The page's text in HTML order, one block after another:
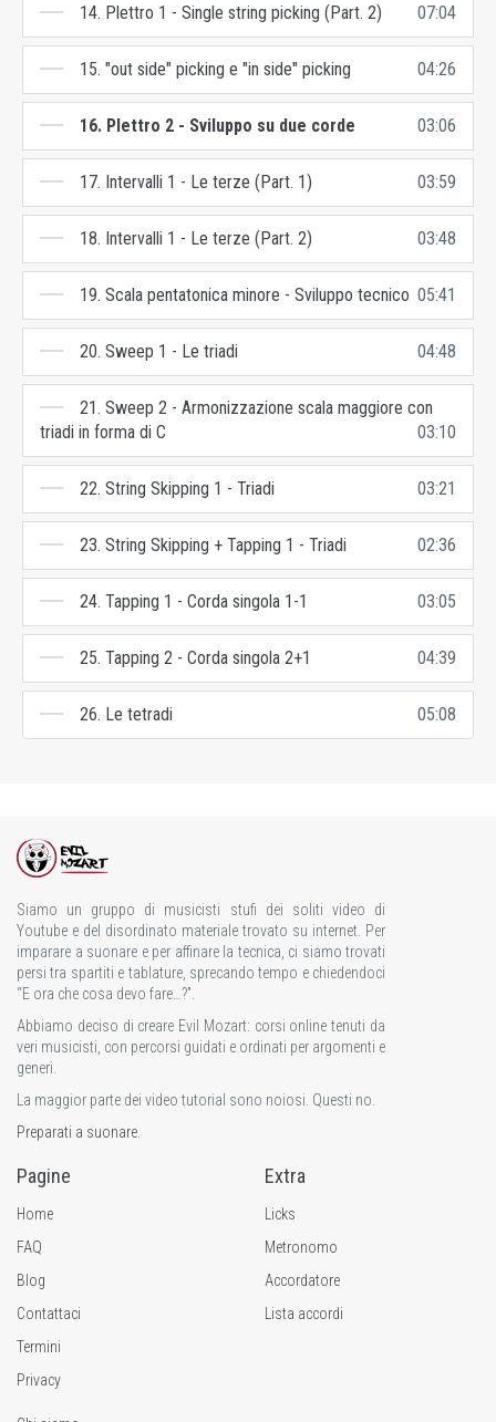
14. Plettro 1 - Single string picking (Part. 2) 07:04
15. "out side" picking e "in side" picking 04:26
16. Plettro 2 - Sviluppo su due corde 03:06
17. Intervalli 1 - Le terze (Part. 1) 03:59
18. Intervalli 1 - Le terze (Part. 2) 03:48
19. Scala pentatonica minore - Sviluppo tecnico 05:41
20. Sweep 1 - Le triadi 04:48
21. Sweep 2 - Armonizzazione scala maggiore con
triadi in forma di C
03:10
22. String Skipping 1 - Triadi 03:21
23. String Skipping + Tapping 1 - Triadi 02:36
24. Tapping 1 - Corda singola 1-1 03:05
25. Tapping 2 - Corda singola 2+1 04:39
26. Le tetradi 05:08
Siamo un gruppo di musicisti stufi dei soliti video di
Youtube e del disordinato materiale trovato su internet. Per
imparare a suonare e per affinare la tecnica, ci siamo trovati
persi tra spartiti e tablature, sprecando tempo e chiedendoci
“E ora che cosa devo fare…?”.
Abbiamo deciso di creare Evil Mozart: corsi online tenuti da
veri musicisti, con percorsi guidati e ordinati per argomenti e
generi.
La maggior parte dei video tutorial sono noiosi. Questi no.
Preparati a suonare.
Pagine
Home
FAQ
Blog
Contattaci
Termini
Privacy
Extra
Licks
Metronomo
Accordatore
Lista accordi